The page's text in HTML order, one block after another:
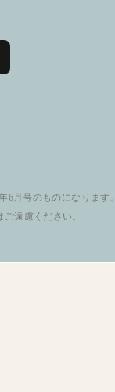
6月号のものになります。
遠慮ください。